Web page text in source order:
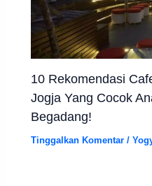
10 Rekomendasi
Jogja Yang Cocok
Begadang!
Tinggalkan Komentar /